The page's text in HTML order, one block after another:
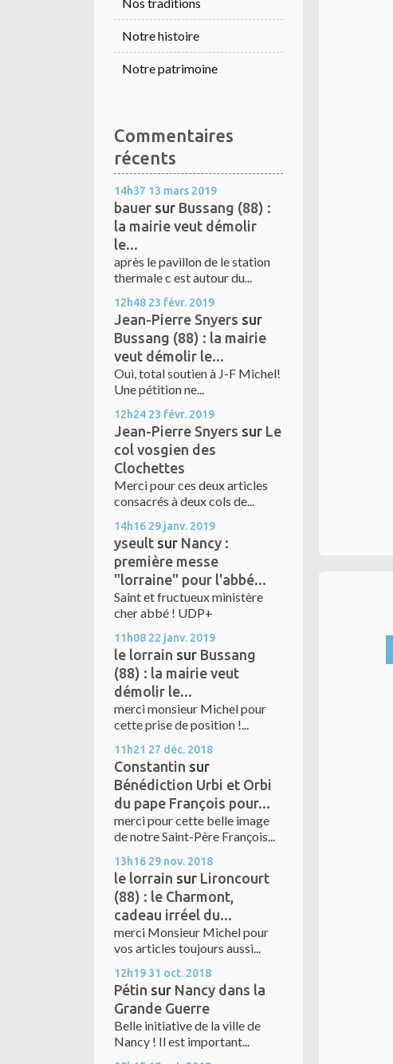
Notre histoire
Notre patrimoine
Commentaires
récents
14h37 13 mars 2019
bauer sur Bussang (88) :
la mairie veut démolir
le...
après le pavillon de le station
thermale c est autour du...
12h48 23 févr. 2019
Jean-Pierre Snyers sur
Bussang (88) : la mairie
veut démolir le...
Oui, total soutien à J-F Michel!
Une pétition ne...
12h24 23 févr. 2019
Jean-Pierre Snyers sur Le
col vosgien des
Clochettes
Merci pour ces deux articles
consacrés à deux cols de...
14h16 29 janv. 2019
yseult sur Nancy :
première messe
"lorraine" pour l'abbé...
Saint et fructueux ministère
cher abbé ! UDP+
11h08 22 janv. 2019
le lorrain sur Bussang
(88) : la mairie veut
démolir le...
merci monsieur Michel pour
cette prise de position !...
11h21 27 déc. 2018
Constantin sur
Bénédiction Urbi et Orbi
du pape François pour...
merci pour cette belle image
de notre Saint-Père François...
13h16 29 nov. 2018
le lorrain sur Lironcourt
(88) : le Charmont,
cadeau irréel du...
merci Monsieur Michel pour
vos articles toujours aussi...
12h19 31 oct. 2018
Pétin sur Nancy dans la
Grande Guerre
Belle initiative de la ville de
Nancy ! Il est important...